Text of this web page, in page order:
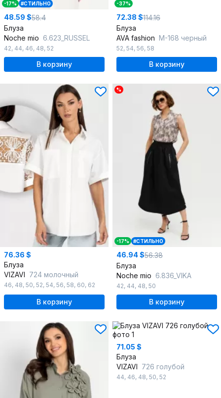
-17% #СТИЛЬНО
48.59 $58.4
Блуза
Noche mio 6.623_RUSSEL
42, 44, 46, 48, 52
В корзину
-37%
72.38 $114.16
Блуза
AVA fashion М-168 черный
52, 54, 56, 58
В корзину
76.36 $
Блуза
VIZAVI 724 молочный
46, 48, 50, 52, 54, 56, 58, 60, 62
В корзину
%
-17% #СТИЛЬНО
46.94 $56.38
Блуза
Noche mio 6.836_VIKA
42, 44, 48, 50
В корзину
71.05 $
Блуза
VIZAVI 726 голубой
44, 46, 48, 50, 52